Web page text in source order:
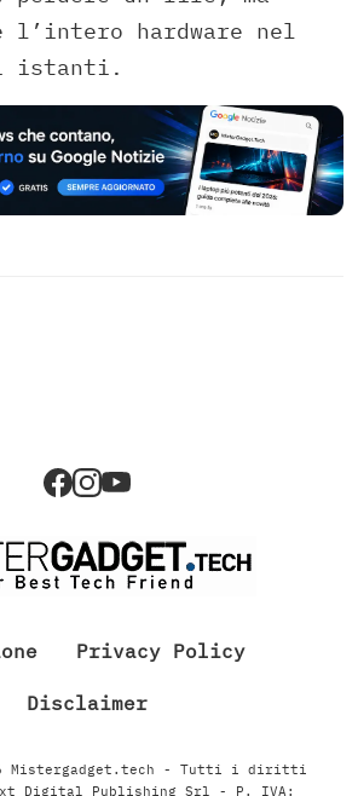
l’intero hardware nel
istanti.
Privacy Policy
Disclaimer
Mistergadget.tech - Tutti i diritti
Digital Publishing Srl - P. IVA: